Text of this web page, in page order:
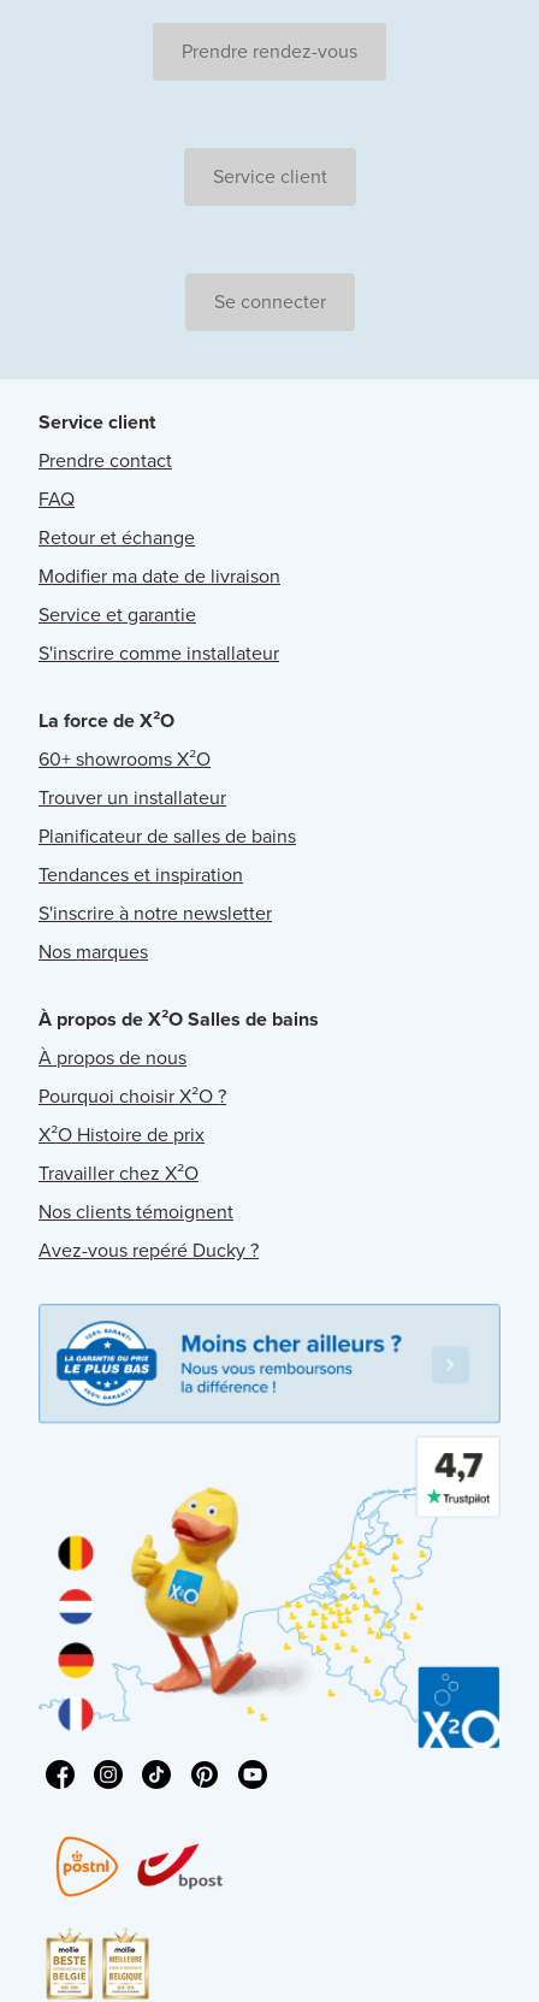
Prendre rendez-vous
Service client
Se connecter
Service client
Prendre contact
FAQ
Retour et échange
Modifier ma date de livraison
Service et garantie
S'inscrire comme installateur
La force de X²O
60+ showrooms X²O
Trouver un installateur
Planificateur de salles de bains
Tendances et inspiration
S'inscrire à notre newsletter
Nos marques
À propos de X²O Salles de bains
À propos de nous
Pourquoi choisir X²O ?
X²O Histoire de prix
Travailler chez X²O
Nos clients témoignent
Avez-vous repéré Ducky ?